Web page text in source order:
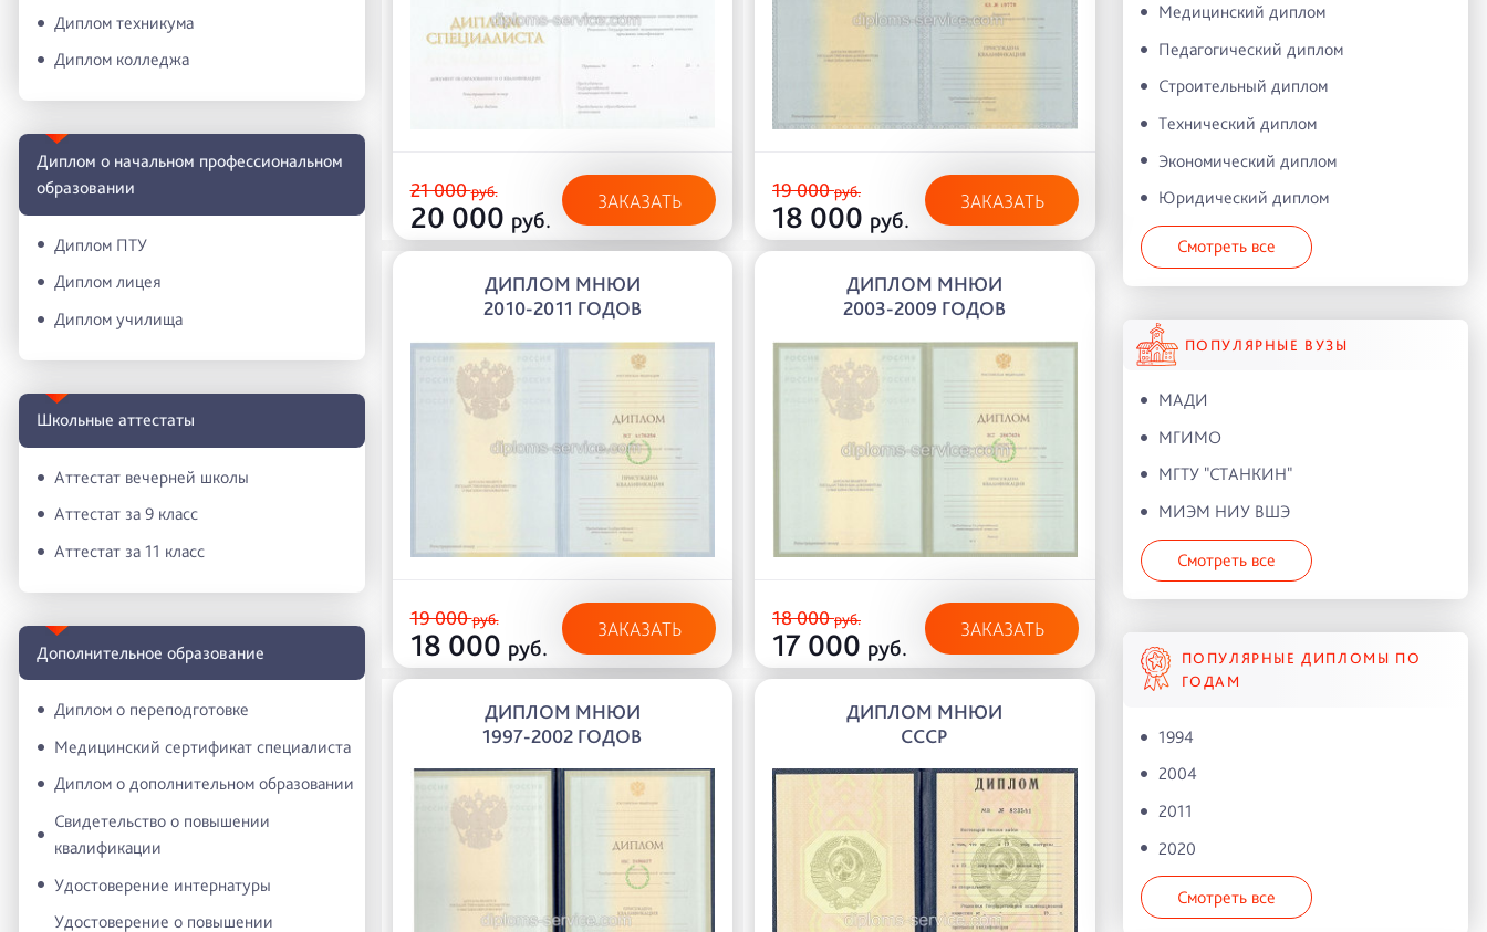
Диплом техникума
Диплом колледжа
Диплом о начальном профессиональном
oбразовании
Диплом ПТУ
Диплом лицея
Диплом училища
Школьные аттестаты
Аттестат вечерней школы
Аттестат за 9 класс
Аттестат за 11 класс
Дополнительное образование
Диплом о переподготовке
Медицинский сертификат специалиста
Диплом о дополнительном образовании
Свидетельство о повышении
квалификации
Удостоверение интернатуры
Удостоверение о повышении
21 000руб.
20 000 руб.
ЗАКАЗАТЬ 19 000руб.
18 000 руб.
ЗАКАЗАТЬ
ДИПЛОМ МНЮИ
2010-2011 ГОДОВ
19 000руб.
18 000 руб.
ЗАКАЗАТЬ
ДИПЛОМ МНЮИ
2003-2009 ГОДОВ
18 000руб.
17 000 руб.
ЗАКАЗАТЬ
ДИПЛОМ МНЮИ
1997-2002 ГОДОВ
ДИПЛОМ МНЮИ
СССР
Медицинский диплом
Педагогический диплом
Строительный диплом
Технический диплом
Экономический диплом
Юридический диплом
Смотреть все
ПОПУЛЯРНЫЕ ВУЗЫ
МАДИ
МГИМО
МГТУ "СТАНКИН"
МИЭМ НИУ ВШЭ
Смотреть все
ПОПУЛЯРНЫЕ ДИПЛОМЫ ПО
ГОДАМ
1994
2004
2011
2020
Смотреть все